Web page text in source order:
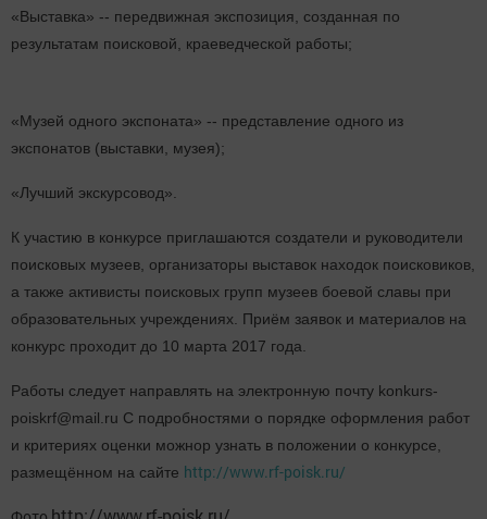
«Выставка» -- передвижная экспозиция, созданная по
результатам поисковой, краеведческой работы;
«Музей одного экспоната» -- представление одного из
экспонатов (выставки, музея);
«Лучший экскурсовод».
К участию в конкурсе приглашаются создатели и руководители
поисковых музеев, организаторы выставок находок поисковиков,
а также активисты поисковых групп музеев боевой славы при
образовательных учреждениях. Приём заявок и материалов на
конкурс проходит до 10 марта 2017 года.
Работы следует направлять на электронную почту konkurs-
poiskrf@mail.ru С подробностями о порядке оформления работ
и критериях оценки можнор узнать в положении о конкурсе,
размещённом на сайте http://www.rf-poisk.ru/